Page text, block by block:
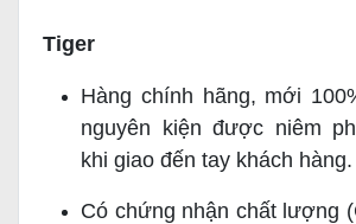
Tiger
Hàng chính hãng, mới
nguyên kiện được niêm
khi giao đến tay khách hàng.
Có chứng nhận chất lượng